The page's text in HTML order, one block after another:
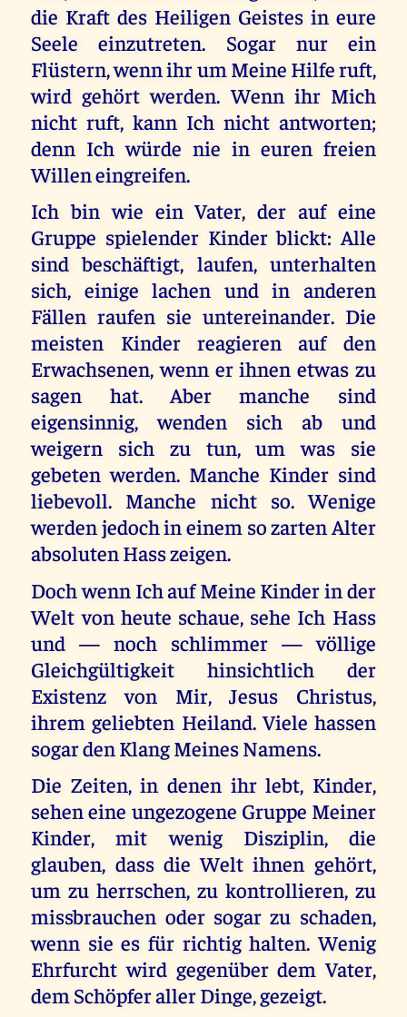
die Kraft des Heiligen Geistes in eure
Seele einzutreten. Sogar nur ein
Flüstern, wenn ihr um Meine Hilfe ruft,
wird gehört werden. Wenn ihr Mich
nicht ruft, kann Ich nicht antworten;
denn Ich würde nie in euren freien
Willen eingreifen.
Ich bin wie ein Vater, der auf eine
Gruppe spielender Kinder blickt: Alle
sind beschäftigt, laufen, unterhalten
sich, einige lachen und in anderen
Fällen raufen sie untereinander. Die
meisten Kinder reagieren auf den
Erwachsenen, wenn er ihnen etwas zu
sagen hat. Aber manche sind
eigensinnig, wenden sich ab und
weigern sich zu tun, um was sie
gebeten werden. Manche Kinder sind
liebevoll. Manche nicht so. Wenige
werden jedoch in einem so zarten Alter
absoluten Hass zeigen.
Doch wenn Ich auf Meine Kinder in der
Welt von heute schaue, sehe Ich Hass
und — noch schlimmer — völlige
Gleichgültigkeit hinsichtlich der
Existenz von Mir, Jesus Christus,
ihrem geliebten Heiland. Viele hassen
sogar den Klang Meines Namens.
Die Zeiten, in denen ihr lebt, Kinder,
sehen eine ungezogene Gruppe Meiner
Kinder, mit wenig Disziplin, die
glauben, dass die Welt ihnen gehört,
um zu herrschen, zu kontrollieren, zu
missbrauchen oder sogar zu schaden,
wenn sie es für richtig halten. Wenig
Ehrfurcht wird gegenüber dem Vater,
dem Schöpfer aller Dinge, gezeigt.